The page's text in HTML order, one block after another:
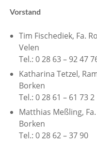
Vorstand
Tim Fischediek, Fa.
Velen
Tel.: 0 28 63 – 92 47
Katharina Tetzel,
Borken
Tel.: 0 28 61 – 61 73 2
Matthias Meßling,
Borken
Tel.: 0 28 62 – 37 90